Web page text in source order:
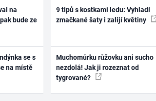
na
bude ze
se s
na místě
9 tipů s kostkami ledu: Vyhladí
zmačkané šaty i zalijí květiny
Muchomůrku růžovku ani sucho
nezdolá! Jak ji rozeznat od
tygrované?